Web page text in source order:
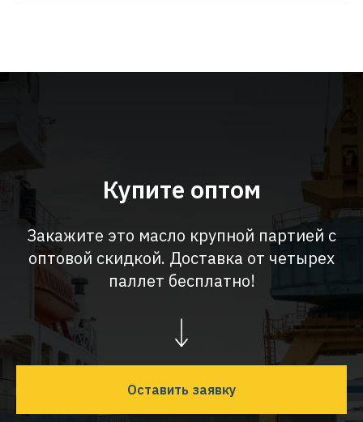
Купите оптом
Закажите это масло крупной партией с
оптовой скидкой. Доставка от четырех
паллет бесплатно!
Оставить заявку